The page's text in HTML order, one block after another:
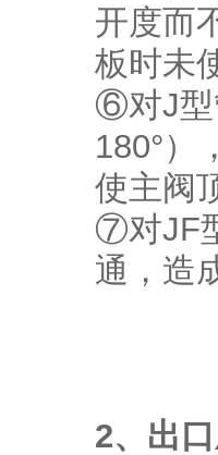
开度而
板时未
⑥对J型
180°）
使主阀
⑦对JF
通，造
2、出